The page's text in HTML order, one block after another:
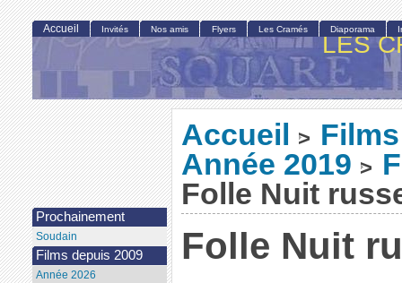
LES
Accueil >
Année 2019 >
Folle Nuit
Folle Nuit
Accueil Invités Nos amis Flyers Les Cramés Diaporama
Prochainement
Soudain
Films depuis 2009
Année 2026